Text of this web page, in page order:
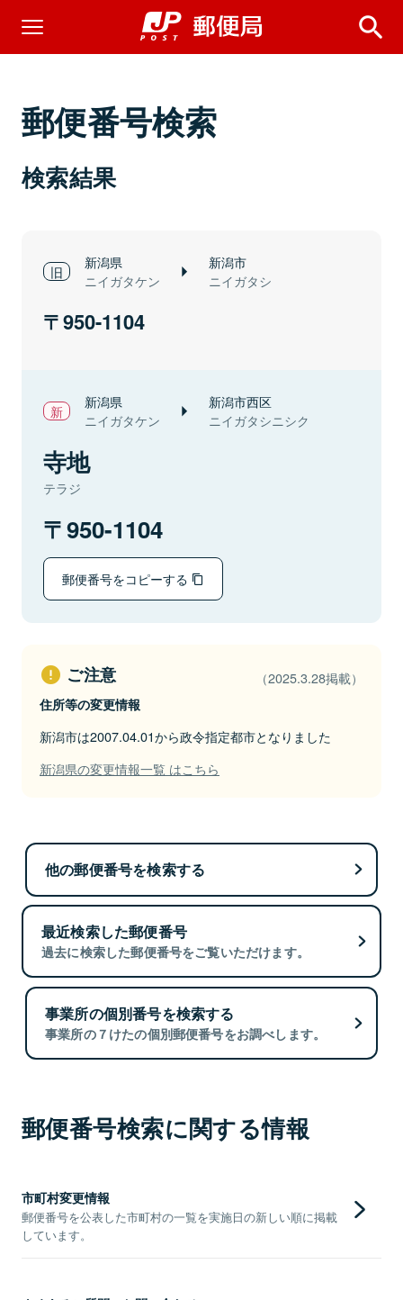
郵便番号検索
検索結果
新潟県
ニイガタケン
新潟市
ニイガタシ
950-1104
新潟県
ニイガタケン
新潟市西区
ニイガタシニシク
寺地
テラジ
950-1104
郵便番号をコピーする
ご注意 （2025.3.28掲載）
住所等の変更情報
新潟市は2007.04.01から政令指定都市となりました
新潟県の変更情報一覧 はこちら
他の郵便番号を検索する
最近検索した郵便番号
過去に検索した郵便番号をご覧いただけます。
事業所の個別番号を検索する
事業所の７けたの個別郵便番号をお調べします。
郵便番号検索に関する情報
市町村変更情報
郵便番号を公表した市町村の一覧を実施日の新しい順に掲載
しています。